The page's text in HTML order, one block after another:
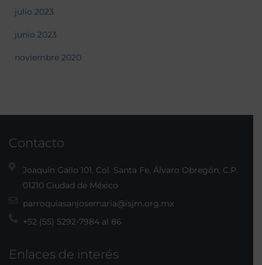
julio 2023
junio 2023
noviembre 2020
Contacto
Joaquín Gallo 101, Col. Santa Fe, Álvaro Obregón, C.P.
01210 Ciudad de México
parroquiasanjosemaria@isjm.org.mx
+52 (55) 5292-7984 al 86
Enlaces de interés